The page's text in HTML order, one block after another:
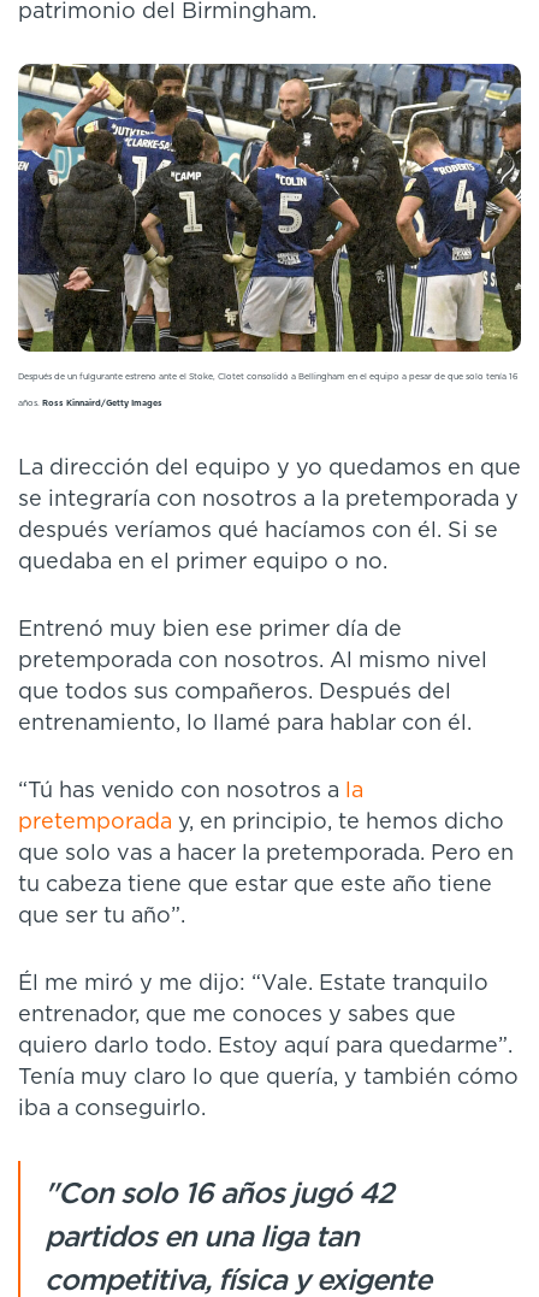
patrimonio del Birmingham.
Después de un fulgurante estreno ante el Stoke, Clotet consolidó a Bellingham en el equipo a pesar de que solo tenía 16
años. Ross Kinnaird/Getty Images
La dirección del equipo y yo quedamos en que
se integraría con nosotros a la pretemporada y
después veríamos qué hacíamos con él. Si se
quedaba en el primer equipo o no.
Entrenó muy bien ese primer día de
pretemporada con nosotros. Al mismo nivel
que todos sus compañeros. Después del
entrenamiento, lo llamé para hablar con él.
“Tú has venido con nosotros a
la
pretemporada y, en principio, te hemos dicho
que solo vas a hacer la pretemporada. Pero en
tu cabeza tiene que estar que este año tiene
que ser tu año”.
Él me miró y me dijo: “Vale. Estate tranquilo
entrenador, que me conoces y sabes que
quiero darlo todo. Estoy aquí para quedarme”.
Tenía muy claro lo que quería, y también cómo
iba a conseguirlo.
"Con solo 16 años jugó 42
partidos en una liga tan
competitiva, física y exigente